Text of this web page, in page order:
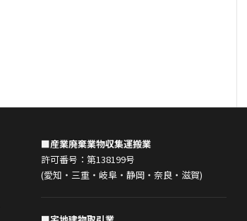
■産業廃棄業物収集運搬業
許可番号：第138199号
(愛知・三重・岐阜・静岡・奈良・滋賀)